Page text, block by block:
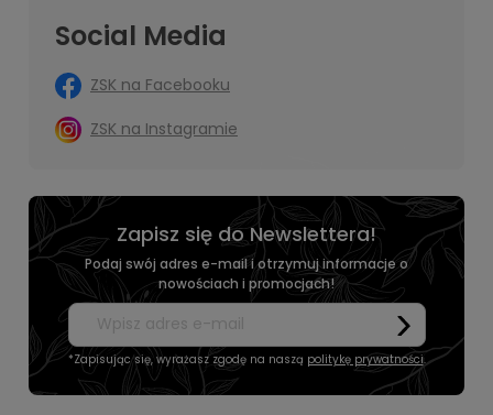
Social Media
ZSK na Facebooku
ZSK na Instagramie
Zapisz się do Newslettera!
Podaj swój adres e-mail i otrzymuj informacje o
nowościach i promocjach!
*Zapisując się, wyrażasz zgodę na naszą politykę prywatności.